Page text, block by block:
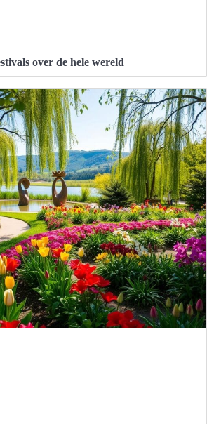
over de hele wereld